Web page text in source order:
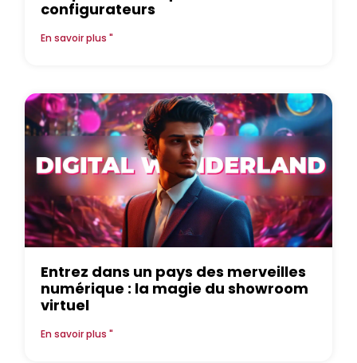
configurateurs
En savoir plus "
Entrez dans un pays des merveilles
numérique : la magie du showroom
virtuel
En savoir plus "